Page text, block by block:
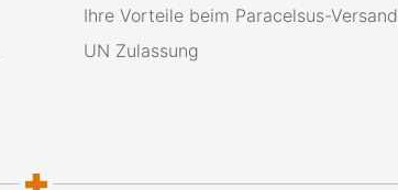
Ihre Vorteile beim Paracelsus-Versand
UN Zulassung